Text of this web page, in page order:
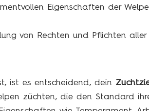
Eigenschaften der
von Rechten und Pflichten aller
ist es entscheidend, dein
züchten, die den Standard